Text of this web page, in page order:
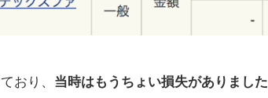
の複利の方が増える
おり、 当時はもうちょい損失がありました